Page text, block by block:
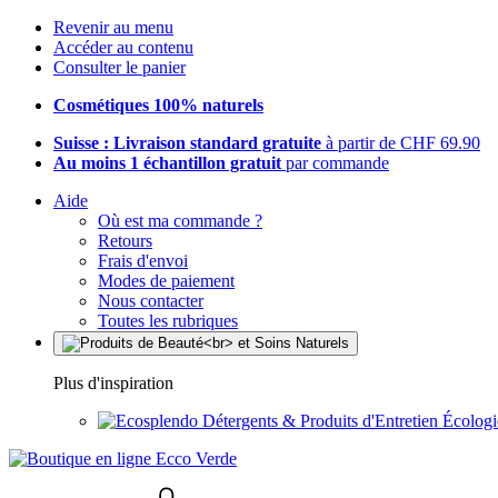
Revenir au menu
Accéder au contenu
Consulter le panier
Cosmétiques 100% naturels
Suisse : Livraison standard gratuite à partir de CHF 69.90
Au moins 1 échantillon gratuit par commande
Aide
Où est ma commande ?
Retours
Frais d'envoi
Modes de paiement
Nous contacter
Toutes les rubriques
Plus d'inspiration
Détergents & Produits d'Entretien